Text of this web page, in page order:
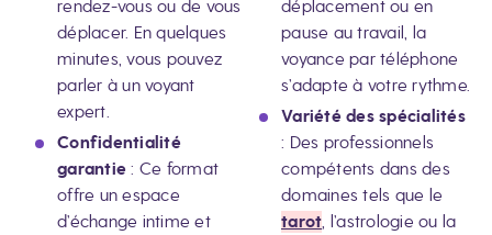
rendez-vous ou de vous
déplacer. En quelques
minutes, vous pouvez
parler à un voyant
expert.
Confidentialité
garantie : Ce format
offre un espace
d’échange intime et
déplacement ou en
pause au travail, la
voyance par téléphone
s’adapte à votre rythme.
Variété des spécialités
: Des professionnels
compétents dans des
domaines tels que le
tarot , l’astrologie ou la